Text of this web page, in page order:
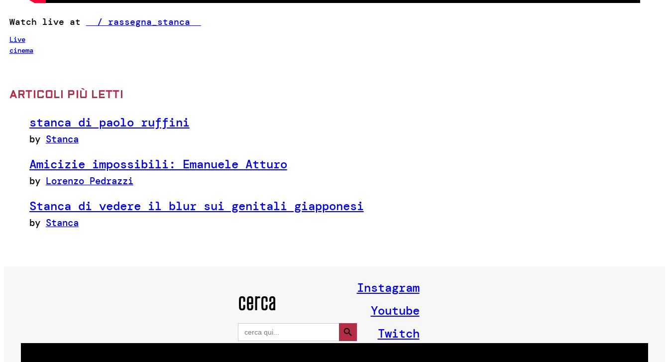
Watch live at / rassegna_stanca
Live
cinema
ARTICOLI PIÙ LETTI
stanca di paolo ruffini
by Stanca
Amicizie impossibili: Emanuele Atturo
by Lorenzo Pedrazzi
Stanca di vedere il blur sui genitali giapponesi
by Stanca
cerca
Search
for:
Search Button
Instagram
Youtube
Twitch